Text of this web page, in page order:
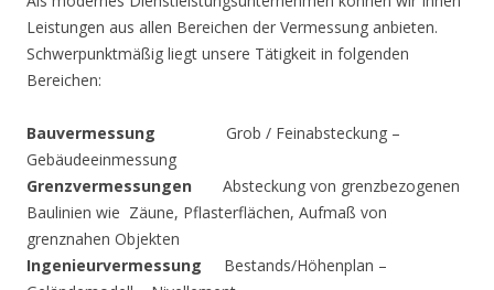
Leistungen aus allen Bereichen der Vermessung anbieten.
Schwerpunktmäßig liegt unsere Tätigkeit in folgenden
Bereichen:
Bauvermessung
Grob / Feinabsteckung –
Gebäudeeinmessung
Grenzvermessungen Absteckung von grenzbezogenen
Baulinien wie Zäune, Pflasterflächen, Aufmaß von
grenznahen Objekten
Ingenieurvermessung
Bestands/Höhenplan –